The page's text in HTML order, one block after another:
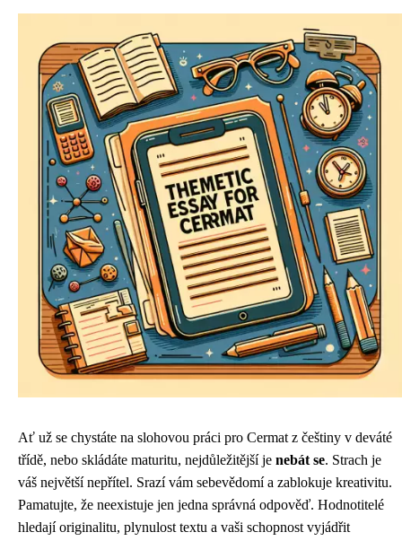
Ať už se chystáte na slohovou práci pro Cermat z češtiny v deváté
třídě, nebo skládáte maturitu, nejdůležitější je nebát se. Strach je
váš největší nepřítel. Srazí vám sebevědomí a zablokuje kreativitu.
Pamatujte, že neexistuje jen jedna správná odpověď. Hodnotitelé
hledají originalitu, plynulost textu a vaši schopnost vyjádřit